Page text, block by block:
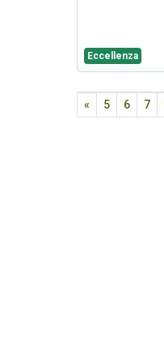
Eccellenza
« 5 6 7